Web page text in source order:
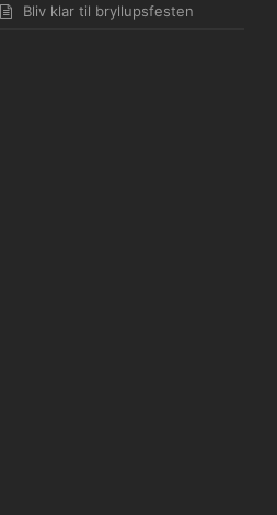
Bliv klar til bryllupsfesten